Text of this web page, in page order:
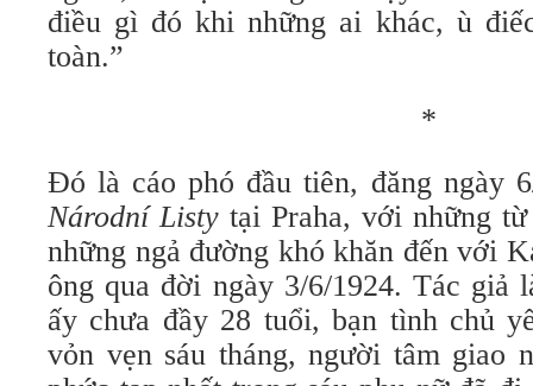
điều gì đó khi những ai khác, ù
toàn.”
*
Đó là cáo phó đầu tiên, đăng ngày
Národní Listy tại Praha, với những
những ngả đường khó khăn đến với
ông qua đời ngày 3/6/1924. Tác giả
ấy chưa đầy 28 tuổi, bạn tình chủ
vỏn vẹn sáu tháng, người tâm giao